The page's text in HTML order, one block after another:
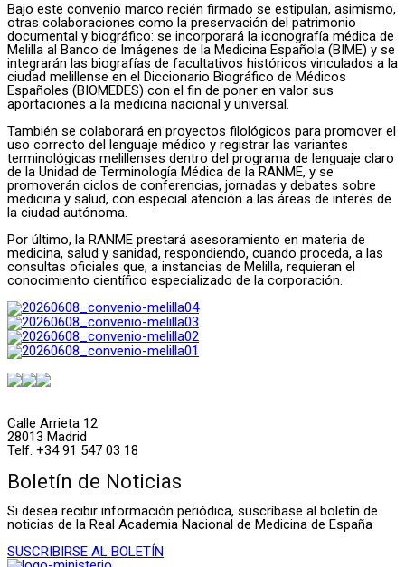
Bajo este convenio marco recién firmado se estipulan, asimismo,
otras colaboraciones como la preservación del patrimonio
documental y biográfico: se incorporará la iconografía médica de
Melilla al Banco de Imágenes de la Medicina Española (BIME) y se
integrarán las biografías de facultativos históricos vinculados a la
ciudad melillense en el Diccionario Biográfico de Médicos
Españoles (BIOMEDES) con el fin de poner en valor sus
aportaciones a la medicina nacional y universal.
También se colaborará en proyectos filológicos para promover el
uso correcto del lenguaje médico y registrar las variantes
terminológicas melillenses dentro del programa de lenguaje claro
de la Unidad de Terminología Médica de la RANME, y se
promoverán ciclos de conferencias, jornadas y debates sobre
medicina y salud, con especial atención a las áreas de interés de
la ciudad autónoma.
Por último, la RANME prestará asesoramiento en materia de
medicina, salud y sanidad, respondiendo, cuando proceda, a las
consultas oficiales que, a instancias de Melilla, requieran el
conocimiento científico especializado de la corporación.
Calle Arrieta 12
28013 Madrid
Telf. +34 91 547 03 18
Boletín de Noticias
Si desea recibir información periódica, suscríbase al boletín de
noticias de la Real Academia Nacional de Medicina de España
SUSCRIBIRSE AL BOLETÍN